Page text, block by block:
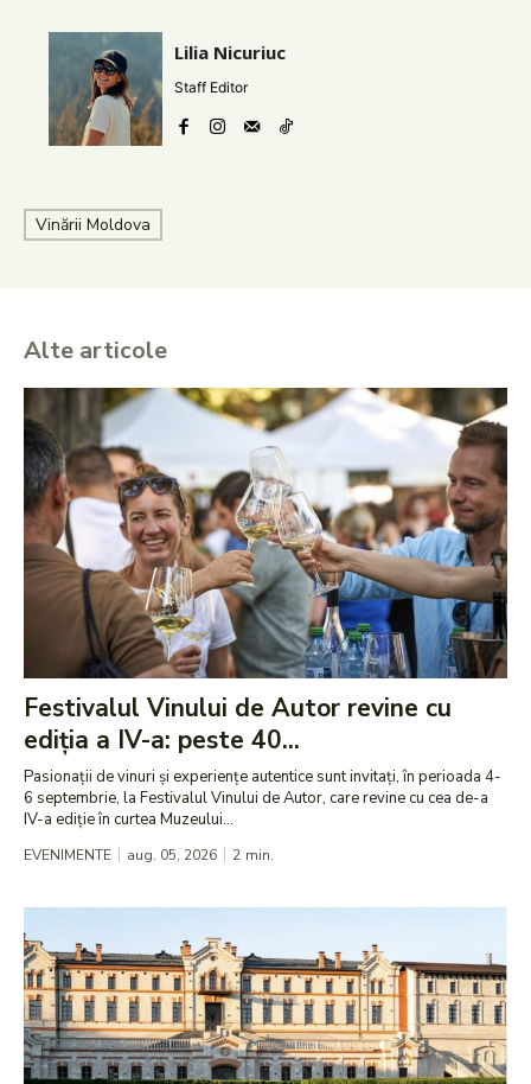
Lilia Nicuriuc
Staff Editor
Vinării Moldova
Alte articole
Festivalul Vinului de Autor revine cu
ediția a IV-a: peste 40...
Pasionații de vinuri și experiențe autentice sunt invitați, în perioada 4-
6 septembrie, la Festivalul Vinului de Autor, care revine cu cea de-a
IV-a ediție în curtea Muzeului...
EVENIMENTE aug. 05, 2026 2 min.